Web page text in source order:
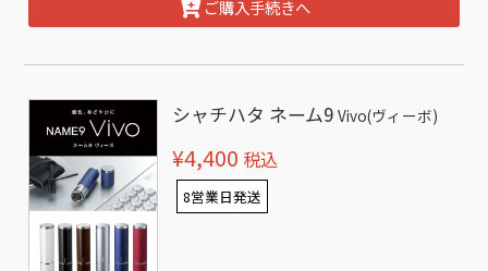
ご購入手続きへ
シャチハタ ネーム9Vivo(ヴィーボ)
¥4,400 税込
8営業日発送